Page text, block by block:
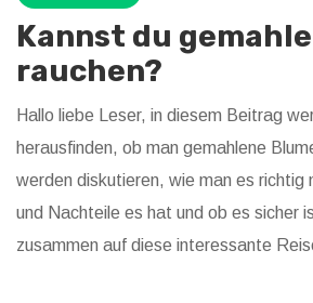
Kannst du
rauchen?
Hallo liebe Leser, in diesem Beitrag
herausfinden, ob man gemahlene
werden diskutieren, wie man es richtig
und Nachteile es hat und ob es sicher
zusammen auf diese interessante